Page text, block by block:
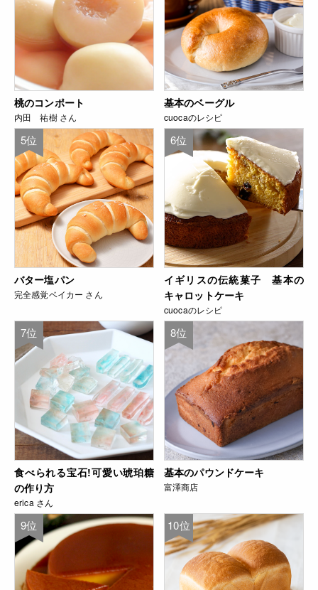
桃のコンポート
内田 祐樹 さん
基本のベーグル
cuocaのレシピ
5位
バター塩パン
完全感覚ベイカー さん
6位
イギリスの伝統菓子 基本の
キャロットケーキ
cuocaのレシピ
7位
食べられる宝石!可愛い琥珀糖
の作り方
erica さん
8位
基本のパウンドケーキ
富澤商店
9位 10位